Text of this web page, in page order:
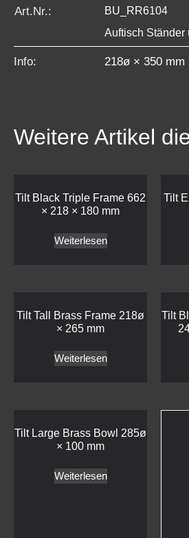
Art.Nr.:
BU_RR6104
Auftisch Ständer
Info: 218ø × 350 mm
Weitere Artikel
Tilt Black Triple Frame 662
× 218 × 180 mm
Weiterlesen
Tilt
Tilt Tall Brass Frame 218ø
× 265 mm
Weiterlesen
Tilt
Tilt Large Brass Bowl 285ø
× 100 mm
Weiterlesen